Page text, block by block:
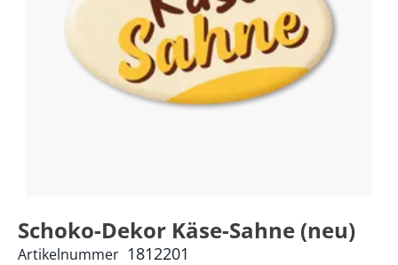
Schoko-Dekor Käse-Sahne (neu)
Artikelnummer 1812201